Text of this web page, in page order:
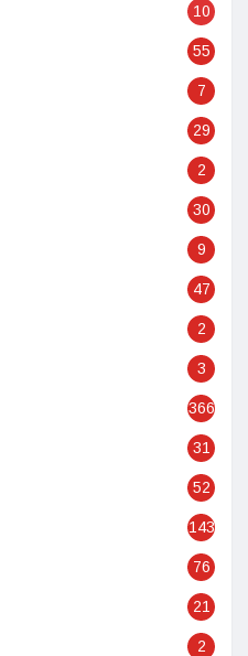
10
55
7
29
2
30
9
47
2
3
366
31
52
143
76
21
2